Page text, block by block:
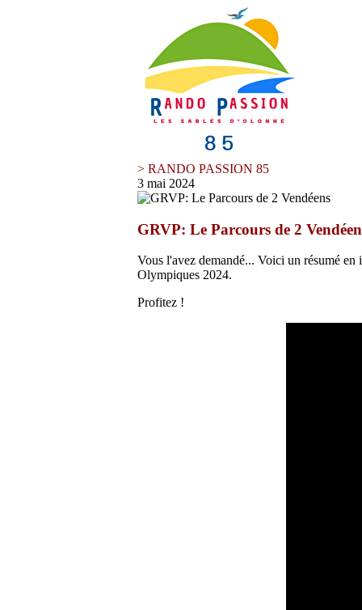
> RANDO PASSION 85
3 mai 2024
GRVP: Le Parcours de 2
Vous l'avez demandé... Voici un résumé
Olympiques 2024.
Profitez !